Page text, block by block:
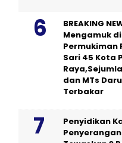
BREAKING
Mengamuk di
Permukiman
Sari 45 Kota
dan MTs
Terbakar
Penyidikan